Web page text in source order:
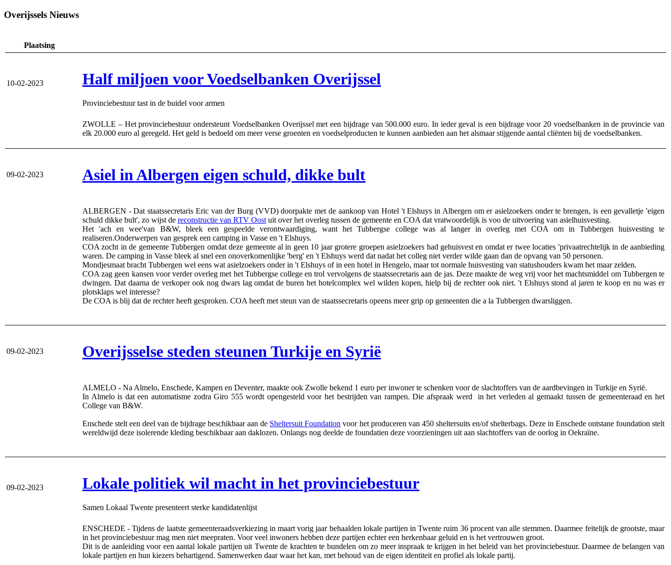
Overijssels Nieuws
Plaatsing
10-02-2023 Half miljoen voor Voedselbanken Overijssel
Provinciebestuur tast in de buidel voor armen
ZWOLLE – Het provinciebestuur ondersteunt Voedselbanken Overijssel met een bijdrage van 500.000 euro. In ieder geval is een bijdrage voor 20 voedselbanken in de provincie van
elk 20.000 euro al geregeld. Het geld is bedoeld om meer verse groenten en voedselproducten te kunnen aanbieden aan het alsmaar stijgende aantal cliënten bij de voedselbanken.
09-02-2023 Asiel in Albergen eigen schuld, dikke bult
ALBERGEN - Dat staatssecretaris Eric van der Burg (VVD) doorpakte met de aankoop van Hotel 't Elshuys in Albergen om er asielzoekers onder te brengen, is een gevalletje 'eigen
schuld dikke bult', zo wijst de reconstructie van RTV Oostuit over het overleg tussen de gemeente en COA dat vratwoordelijk is voo de uitvoering van asielhuisvesting.
Het 'ach en wee'van B&W, bleek een gespeelde verontwaardiging, want het Tubbergse college was al langer in overleg met COA om in Tubbergen huisvesting te
realiseren.Onderwerpen van gesprek een camping in Vasse en 't Elshuys.
COA zocht in de gemeente Tubbergen omdat deze gemeente al in geen 10 jaar grotere groepen asielzoekers had gehuisvest en omdat er twee locaties 'privaatrechtelijk in de aanbieding
waren. De camping in Vasse bleek al snel een onoverkomenlijke 'berg' en 't Elshuys werd dat nadat het colleg niet verder wilde gaan dan de opvang van 50 personen.
Mondjesmaat bracht Tubbergen wel eens wat asielzoekers onder in 't Elshuys of in een hotel in Hengelo, maar tot normale huisvesting van statushouders kwam het maar zelden.
COA zag geen kansen voor verder overleg met het Tubbergse college en trol vervolgens de staatssecretaris aan de jas. Deze maakte de weg vrij voor het machtsmiddel om Tubbergen te
dwingen. Dat daarna de verkoper ook nog dwars lag omdat de buren het hotelcomplex wel wilden kopen, hielp bij de rechter ook niet. 't Elshuys stond al jaren te koop en nu was er
plotsklaps wel interesse?
De COA is blij dat de rechter heeft gesproken. COA heeft met steun van de staatssecretaris opeens meer grip op gemeenten die a la Tubbergen dwarsliggen.
09-02-2023 Overijsselse steden steunen Turkije en Syrië
ALMELO - Na Almelo, Enschede, Kampen en Deventer, maakte ook Zwolle bekend 1 euro per inwoner te schenken voor de slachtoffers van de aardbevingen in Turkije en Syrië.
In Almelo is dat een automatisme zodra Giro 555 wordt opengesteld voor het bestrijden van rampen. Die afspraak werd in het verleden al gemaakt tussen de gemeenteraad en het
College van B&W.
Enschede stelt een deel van de bijdrage beschikbaar aan de Sheltersuit Foundation voor het produceren van 450 sheltersuits en/of shelterbags. Deze in Enschede ontstane foundation stelt
wereldwijd deze isolerende kleding beschikbaar aan daklozen. Onlangs nog deelde de foundatien deze voorzieningen uit aan slachtoffers van de oorlog in Oekraïne.
09-02-2023 Lokale politiek wil macht in het provinciebestuur
Samen Lokaal Twente presenteert sterke kandidatenlijst
ENSCHEDE - Tijdens de laatste gemeenteraadsverkiezing in maart vorig jaar behaalden lokale partijen in Twente ruim 36 procent van alle stemmen. Daarmee feitelijk de grootste, maar
in het provinciebestuur mag men niet meepraten. Voor veel inwoners hebben deze partijen echter een herkenbaar geluid en is het vertrouwen groot.
Dit is de aanleiding voor een aantal lokale partijen uit Twente de krachten te bundelen om zo meer inspraak te krijgen in het beleid van het provinciebestuur. Daarmee de belangen van
lokale partijen en hun kiezers behartigend. Samenwerken daar waar het kan, met behoud van de eigen identiteit en profiel als lokale partij.